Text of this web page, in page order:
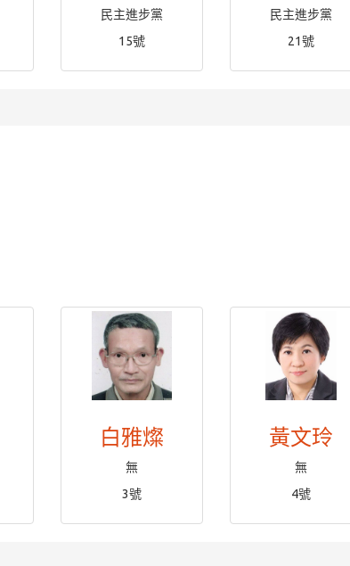
民主進步黨
15號
民主進步黨
21號
白雅燦
無
3號
黃文玲
無
4號